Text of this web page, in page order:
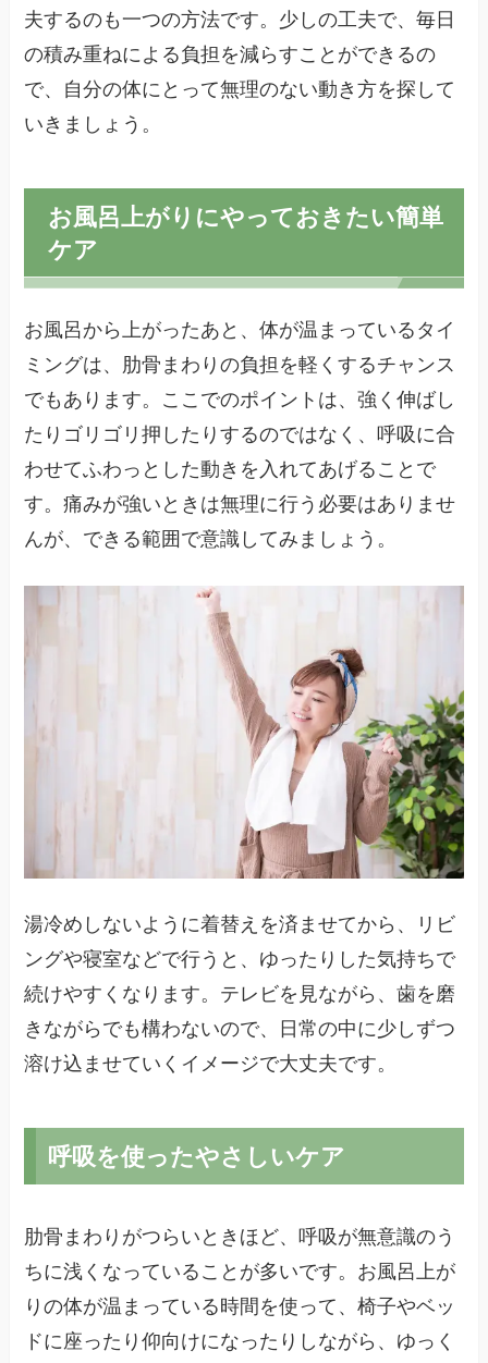
夫するのも一つの方法です。少しの工夫で、毎日
の積み重ねによる負担を減らすことができるの
で、自分の体にとって無理のない動き方を探して
いきましょう。
お風呂上がりにやっておきたい簡単
ケア
お風呂から上がったあと、体が温まっているタイ
ミングは、肋骨まわりの負担を軽くするチャンス
でもあります。ここでのポイントは、強く伸ばし
たりゴリゴリ押したりするのではなく、呼吸に合
わせてふわっとした動きを入れてあげることで
す。痛みが強いときは無理に行う必要はありませ
んが、できる範囲で意識してみましょう。
湯冷めしないように着替えを済ませてから、リビ
ングや寝室などで行うと、ゆったりした気持ちで
続けやすくなります。テレビを見ながら、歯を磨
きながらでも構わないので、日常の中に少しずつ
溶け込ませていくイメージで大丈夫です。
呼吸を使ったやさしいケア
肋骨まわりがつらいときほど、呼吸が無意識のう
ちに浅くなっていることが多いです。お風呂上が
りの体が温まっている時間を使って、椅子やベッ
ドに座ったり仰向けになったりしながら、ゆっく